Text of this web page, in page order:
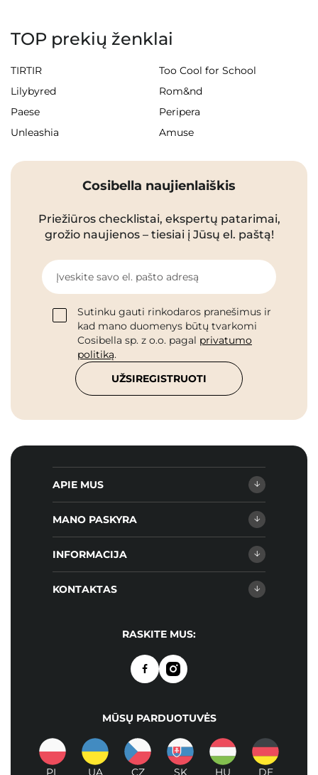
TOP prekių ženklai
TIRTIR
Too Cool for School
Lilybyred
Rom&nd
Paese
Peripera
Unleashia
Amuse
Cosibella naujienlaiškis
Priežiūros checklistai, ekspertų patarimai,
grožio naujienos – tiesiai į Jūsų el. paštą!
Įveskite savo el. pašto adresą
Sutinku gauti rinkodaros pranešimus ir
kad mano duomenys būtų tvarkomi
Cosibella sp. z o.o. pagal privatumo
politiką.
UŽSIREGISTRUOTI
APIE MUS
MANO PASKYRA
INFORMACIJA
KONTAKTAS
RASKITE MUS:
MŪSŲ PARDUOTUVĖS